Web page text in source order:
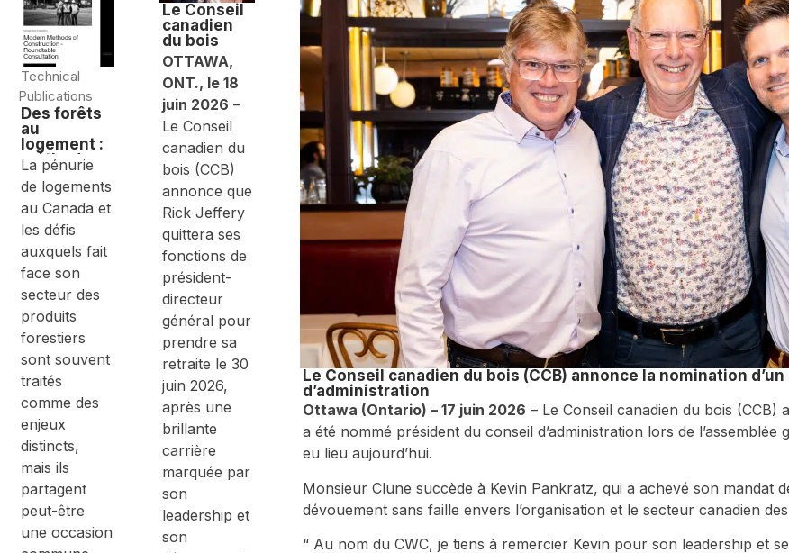
Technical
Publications
Des forêts
au
logement :
méthodes
modernes
de
constructio
n –
Consultatio
n en table
ronde
La pénurie
de logements
au Canada et
les défis
auxquels fait
face son
secteur des
produits
forestiers
sont souvent
traités
comme des
enjeux
distincts,
mais ils
partagent
peut-être
une occasion
Le Conseil
canadien
du bois
annonce un
changemen
t de
direction
OTTAWA,
ONT., le 18
juin 2026 –
Le Conseil
canadien du
bois (CCB)
annonce que
Rick Jeffery
quittera ses
fonctions de
président-
directeur
général pour
prendre sa
retraite le 30
juin 2026,
après une
brillante
carrière
marquée par
son
leadership et
son
Le Conseil canadien du bois (CCB) annonce la nomination
d’administration
Ottawa (Ontario) – 17 juin 2026 – Le Conseil canadien du bois (CCB)
a été nommé président du conseil d’administration lors de l’assemblée
eu lieu aujourd’hui.
Monsieur Clune succède à Kevin Pankratz, qui a achevé son mandat
dévouement sans faille envers l’organisation et le secteur canadien
“ Au nom du CWC, je tiens à remercier Kevin pour son leadership et